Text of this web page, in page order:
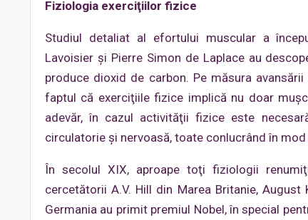
Fiziologia exerciţiilor fizice
Studiul detaliat al efortului muscular a
Lavoisier şi Pierre Simon de Laplace au
produce dioxid de carbon. Pe măsura
faptul că exerciţiile fizice implică nu doar
adevăr, în cazul activităţii fizice este
circulatorie şi nervoasă, toate conlucrând în
În secolul XIX, aproape toţi fiziologii
cercetătorii A.V. Hill din Marea Britanie,
Germania au primit premiul Nobel, în special